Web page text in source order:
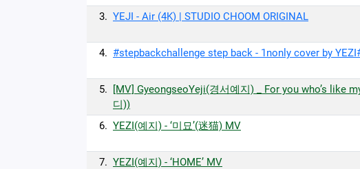
3. YEJI - Air (4K) | STUDIO CHOOM ORIGINAL
4. #stepbackchallenge step back - 1nonly cover by
5.
[MV] GyeongseoYeji(경서예지) _ For you who’s like
디))
6. YEZI(예지) - ‘미묘’(迷猫) MV
7. YEZI(예지) - ‘HOME’ MV